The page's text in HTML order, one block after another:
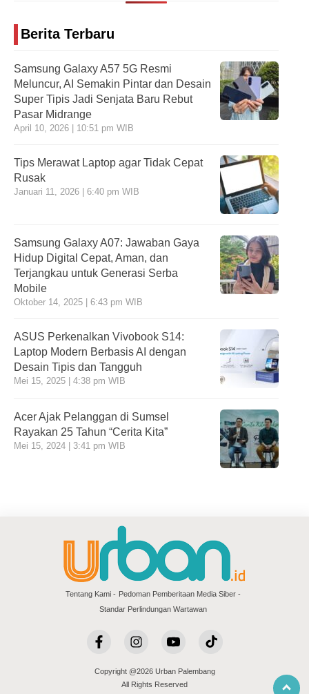
Berita Terbaru
Samsung Galaxy A57 5G Resmi
Meluncur, AI Semakin Pintar dan Desain
Super Tipis Jadi Senjata Baru Rebut
Pasar Midrange
April 10, 2026 | 10:51 pm WIB
Tips Merawat Laptop agar Tidak Cepat
Rusak
Januari 11, 2026 | 6:40 pm WIB
Samsung Galaxy A07: Jawaban Gaya
Hidup Digital Cepat, Aman, dan
Terjangkau untuk Generasi Serba
Mobile
Oktober 14, 2025 | 6:43 pm WIB
ASUS Perkenalkan Vivobook S14:
Laptop Modern Berbasis AI dengan
Desain Tipis dan Tangguh
Mei 15, 2025 | 4:38 pm WIB
Acer Ajak Pelanggan di Sumsel
Rayakan 25 Tahun “Cerita Kita”
Mei 15, 2024 | 3:41 pm WIB
Tentang Kami
Pedoman Pemberitaan Media Siber
Standar Perlindungan Wartawan
Copyright @2026 Urban Palembang
All Rights Reserved